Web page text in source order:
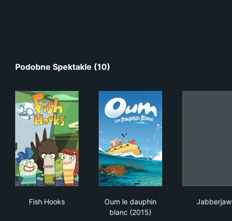
Podobne Spektakle (10)
Fish Hooks
Oum le dauphin
blanc (2015)
Jabberjaw